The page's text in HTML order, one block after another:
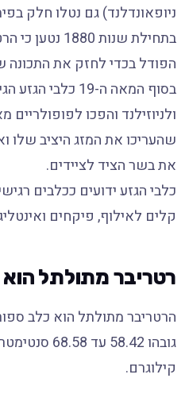
ניופאונדלנד) גם נטלו חלק
בתחילת שנות
הפודל בכדי לחזק את
בסוף המאה ה-19
ולניוזילנד והפכו
שהעריכו את המזג היציב שלו
את בשר הציד לציידים.
כלבי הגזע ידועים ככלבים
קלים לאילוף, פיקחים
רטריבר מתולתל הוא
הרטריבר מתולתל הוא כלב
קילוגרם.